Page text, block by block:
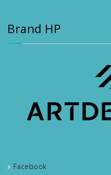
Brand HP
Facebook